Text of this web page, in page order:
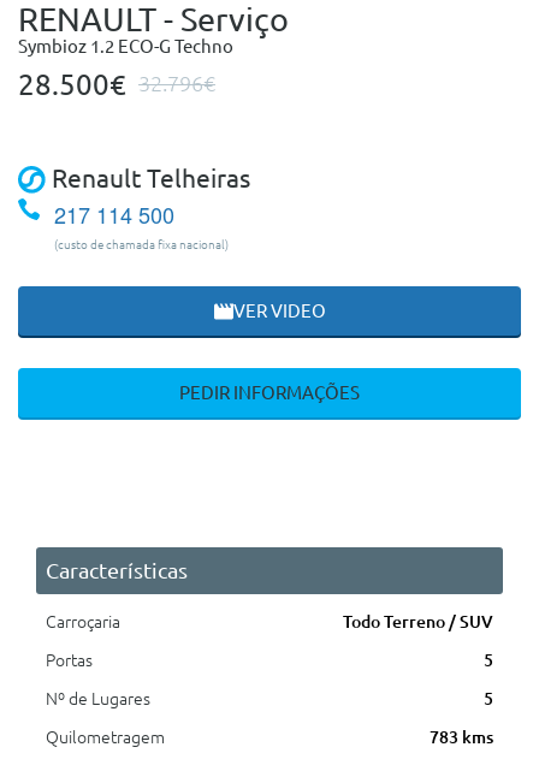
RENAULT - Serviço
Symbioz 1.2 ECO-G Techno
28.500€ 32.796€
Renault Telheiras
217 114 500
(custo de chamada fixa nacional)
VER VIDEO
PEDIR INFORMAÇÕES
Características
Carroçaria
Todo Terreno / SUV
Portas
5
Nº de Lugares
5
Quilometragem
783 kms